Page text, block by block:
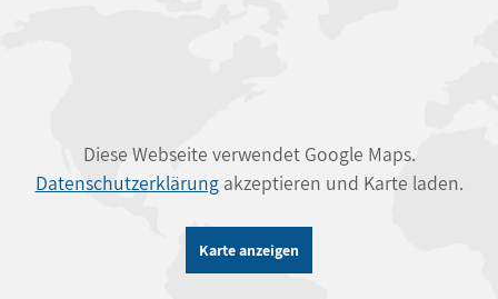
Diese Webseite verwendet Google Maps.
Datenschutzerklärungakzeptieren und Karte laden.
Karte anzeigen